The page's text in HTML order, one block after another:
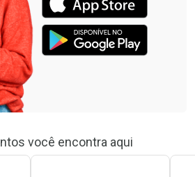
você encontra aqui